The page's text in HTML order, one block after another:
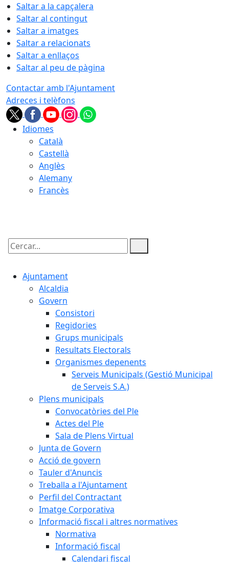
Saltar a la capçalera
Saltar al contingut
Saltar a imatges
Saltar a relacionats
Saltar a enllaços
Saltar al peu de pàgina
Contactar amb l'Ajuntament
Adreces i telèfons
Idiomes
Català
Castellà
Anglès
Alemany
Francès
Cercar:
Ajuntament
Alcaldia
Govern
Consistori
Regidories
Grups municipals
Resultats Electorals
Organismes depenents
Serveis Municipals (Gestió Municipal
de Serveis S.A.)
Plens municipals
Convocatòries del Ple
Actes del Ple
Sala de Plens Virtual
Junta de Govern
Acció de govern
Tauler d'Anuncis
Treballa a l'Ajuntament
Perfil del Contractant
Imatge Corporativa
Informació fiscal i altres normatives
Normativa
Informació fiscal
Calendari fiscal